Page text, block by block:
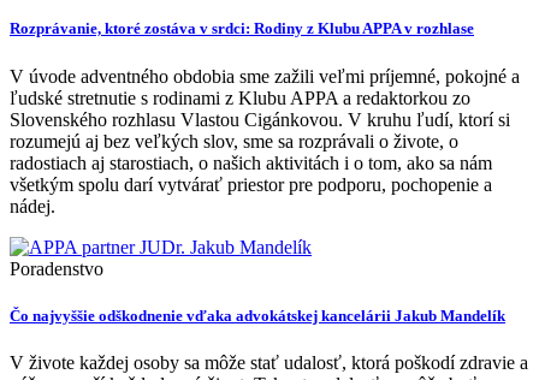
Rozprávanie, ktoré zostáva v srdci: Rodiny z Klubu APPA v rozhlase
V úvode adventného obdobia sme zažili veľmi príjemné, pokojné a
ľudské stretnutie s rodinami z Klubu APPA a redaktorkou zo
Slovenského rozhlasu Vlastou Cigánkovou. V kruhu ľudí, ktorí si
rozumejú aj bez veľkých slov, sme sa rozprávali o živote, o
radostiach aj starostiach, o našich aktivitách i o tom, ako sa nám
všetkým spolu darí vytvárať priestor pre podporu, pochopenie a
nádej.
Poradenstvo
Čo najvyššie odškodnenie vďaka advokátskej kancelárii Jakub Mandelík
V živote každej osoby sa môže stať udalosť, ktorá poškodí zdravie a